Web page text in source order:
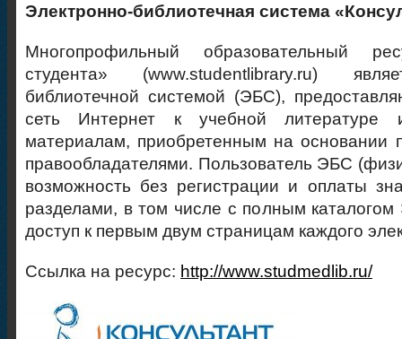
Электронно-библиотечная система
Многопрофильный образовательный
студента» (www.studentlibrary.ru)
библиотечной системой (ЭБС),
сеть Интернет к учебной литературе
материалам, приобретенным на основании
правообладателями. Пользователь ЭБС
возможность без регистрации и оплаты
разделами, в том числе с полным
доступ к первым двум страницам каждого
Ссылка на ресурс: http://www.studmedlib.ru/